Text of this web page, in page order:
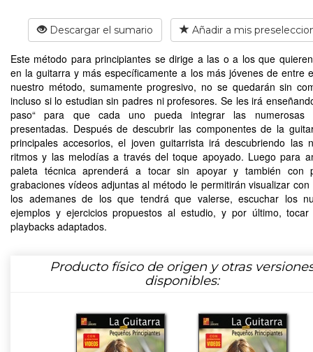
Descargar el sumario Añadir a mis
Este método para principiantes se dirige a las o a los que
en la guitarra y más específicamente a los más jóvenes de entre
nuestro método, sumamente progresivo, no se quedarán sin
incluso si lo estudian sin padres ni profesores. Se les irá
paso“ para que cada uno pueda integrar las numerosas
presentadas. Después de descubrir las componentes de la
principales accesorios, el joven guitarrista irá descubriendo las
ritmos y las melodías a través del toque apoyado. Luego para
paleta técnica aprenderá a tocar sin apoyar y también con
grabaciones vídeos adjuntas al método le permitirán visualizar con
los ademanes de los que tendrá que valerse, escuchar los
ejemplos y ejercicios propuestos al estudio, y por último,
playbacks adaptados.
Producto físico de origen y otras
disponibles: